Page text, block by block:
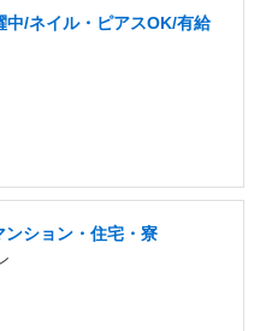
/ネイル・ピアスOK/有給
ション・住宅・寮